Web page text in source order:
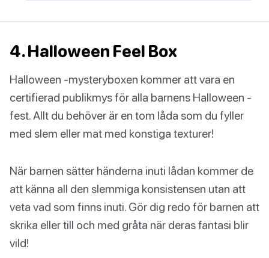
4. Halloween Feel Box
Halloween -mysteryboxen kommer att vara en
certifierad publikmys för alla barnens Halloween -
fest. Allt du behöver är en tom låda som du fyller
med slem eller mat med konstiga texturer!
När barnen sätter händerna inuti lådan kommer de
att känna all den slemmiga konsistensen utan att
veta vad som finns inuti. Gör dig redo för barnen att
skrika eller till och med gråta när deras fantasi blir
vild!